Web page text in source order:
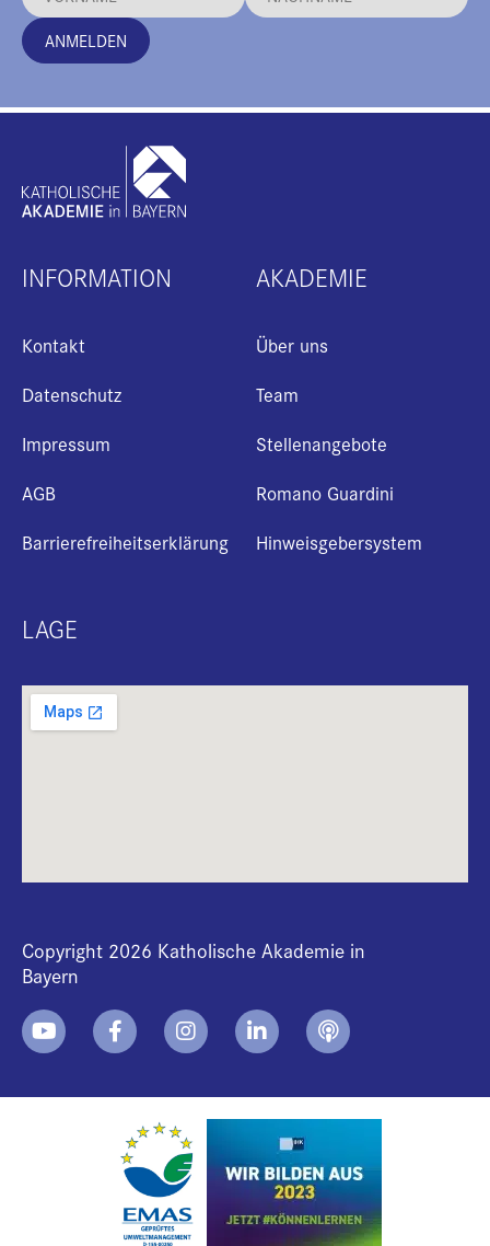
ANMELDEN
INFORMATION
Kontakt
Datenschutz
Impressum
AGB
Barrierefreiheitserklärung
AKADEMIE
Über uns
Team
Stellenangebote
Romano Guardini
Hinweisgebersystem
LAGE
Copyright 2026 Katholische Akademie in
Bayern